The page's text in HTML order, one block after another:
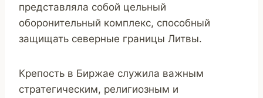
представляла собой цельный
оборонительный комплекс, способный
защищать северные границы Литвы.
Крепость в Биржае служила важным
стратегическим, религиозным и